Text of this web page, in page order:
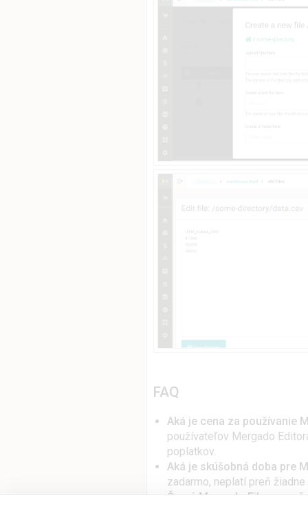
FAQ
Aká je cena za používanie
používateľov Mergado
poplatkov.
Aká je skúšobná doba pre
zadarmo, neplatí preň
Čo sú Mergado Files a na